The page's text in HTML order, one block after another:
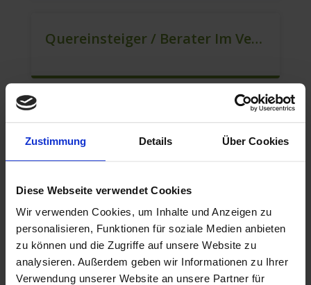
Zustimmung Details Über Cookies
Diese Webseite verwendet Cookies
Wir verwenden Cookies, um Inhalte und Anzeigen zu
personalisieren, Funktionen für soziale Medien anbieten
zu können und die Zugriffe auf unsere Website zu
analysieren. Außerdem geben wir Informationen zu Ihrer
Verwendung unserer Website an unsere Partner für
Quereinsteiger / Berater Im Vertrieb / Außendienst (m/w/d)
Quereinsteiger / Kundenberatung (B2C) (m/w/d)
Berater Für Den Kundenservice (m/w/d)